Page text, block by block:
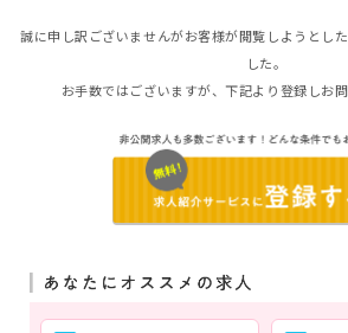
誠に申し訳ございませんがお客様が閲覧しようとし
した。
お手数ではございますが、下記より登録しお